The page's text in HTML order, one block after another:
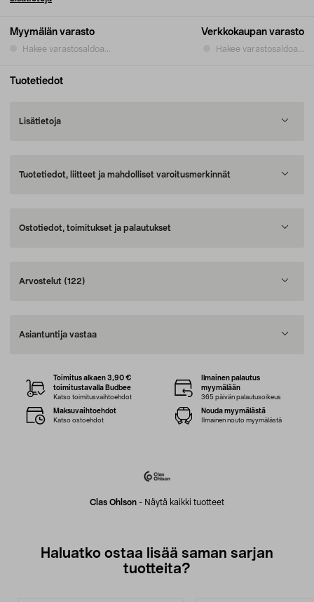
Myymälän varasto
Hakee varastosaldoa...
Verkkokaupan varasto
Hakee varastosaldoa...
Tuotetiedot
Lisätietoja
Tuotetiedot, liitteet ja mahdolliset varoitusmerkinnät
Ostotiedot, toimitukset ja palautukset
Arvostelut (122)
Asiantuntija vastaa
Clas Ohlson - Näytä kaikki tuotteet
Toimitus alkaen 3,90 €
toimitustavalla Budbee
Katso toimitusvaihtoehdot
Ilmainen palautus
myymälään
365 päivän palautusoikeus
Maksuvaihtoehdot
Katso ostoehdot
Nouda myymälästä
Ilmainen nouto myymälästä
Haluatko ostaa lisää saman sarjan
tuotteita?